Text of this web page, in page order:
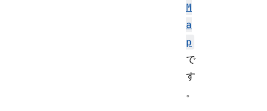
M
a
p
で
す
。